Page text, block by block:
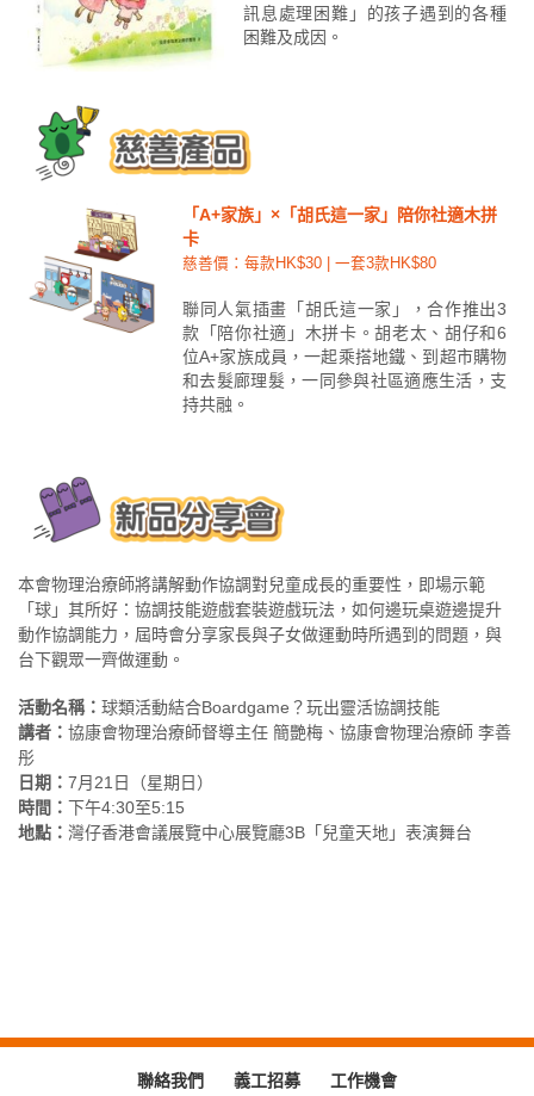
訊息處理困難」的孩子遇到的各種
困難及成因。
「A+家族」×「胡氏這一家」陪你社適木拼
卡
慈善價：每款HK$30 | 一套3款HK$80
聯同人氣插畫「胡氏這一家」，合作推出3
款「陪你社適」木拼卡。胡老太、胡仔和6
位A+家族成員，一起乘搭地鐵、到超市購物
和去髮廊理髮，一同參與社區適應生活，支
持共融。
本會物理治療師將講解動作協調對兒童成長的重要性，即場示範
「球」其所好：協調技能遊戲套裝遊戲玩法，如何邊玩桌遊邊提升
動作協調能力，屆時會分享家長與子女做運動時所遇到的問題，與
台下觀眾一齊做運動。
活動名稱： 球類活動結合Boardgame？玩出靈活協調技能
講者： 協康會物理治療師督導主任 簡艷梅、協康會物理治療師 李善
彤
日期： 7月21日（星期日）
時間： 下午4:30至5:15
地點： 灣仔香港會議展覽中心展覽廳3B「兒童天地」表演舞台
聯絡我們 義工招募 工作機會